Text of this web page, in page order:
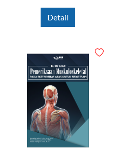
Detail